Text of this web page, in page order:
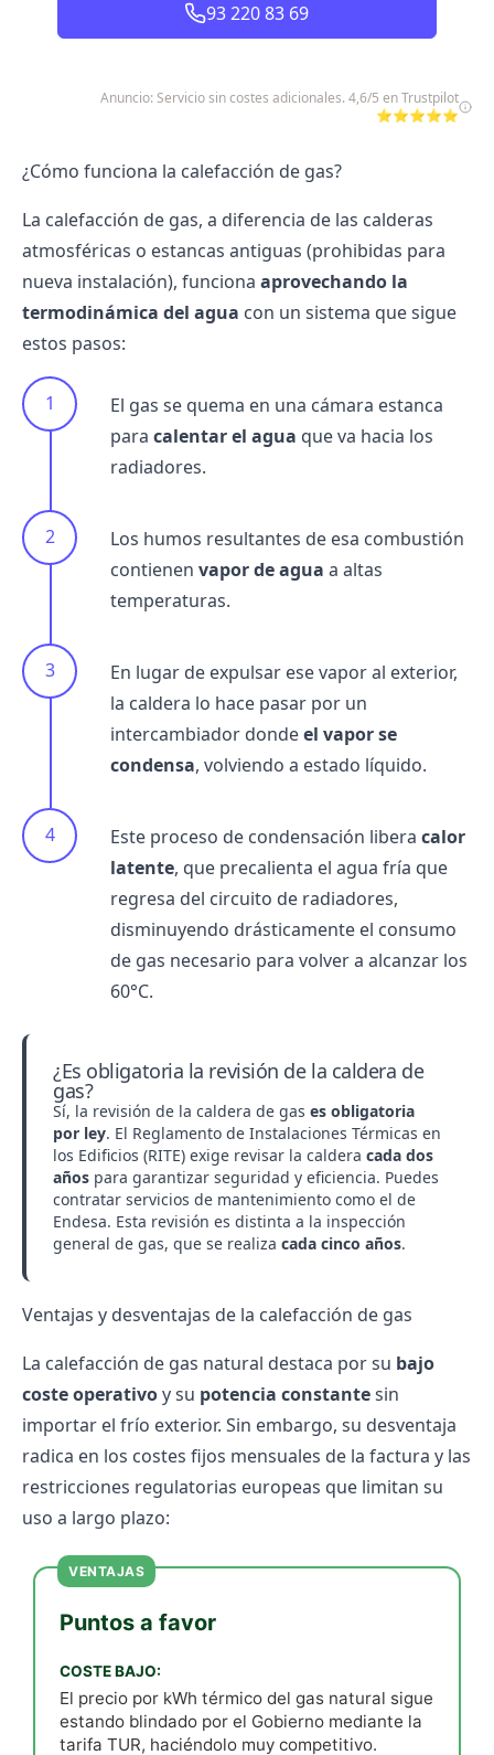
93 220 83 69
Anuncio: Servicio sin costes adicionales. 4,6/5 en Trustpilot
⭐⭐⭐⭐⭐
¿Cómo funciona la calefacción de gas?
La calefacción de gas, a diferencia de las calderas
atmosféricas o estancas antiguas (prohibidas para
nueva instalación), funciona aprovechando la
termodinámica del agua con un sistema que sigue
estos pasos:
El gas se quema en una cámara estanca
para calentar el agua que va hacia los
radiadores.
Los humos resultantes de esa combustión
contienen vapor de agua a altas
temperaturas.
En lugar de expulsar ese vapor al exterior,
la caldera lo hace pasar por un
intercambiador dondeel vapor se
condensa, volviendo a estado líquido.
Este proceso de condensación libera calor
latente, que precalienta el agua fría que
regresa del circuito de radiadores,
disminuyendo drásticamente el consumo
de gas necesario para volver a alcanzar los
60°C.
¿Es obligatoria la revisión de la caldera de
gas?
Sí, la revisión de la caldera de gas es obligatoria
por ley. El Reglamento de Instalaciones Térmicas en
los Edificios (RITE) exige revisar la caldera cada dos
años para garantizar seguridad y eficiencia. Puedes
contratar servicios de mantenimiento como el de
Endesa. Esta revisión es distinta a la inspección
general de gas, que se realiza cada cinco años.
Ventajas y desventajas de la calefacción de gas
La calefacción de gas natural destaca por su bajo
coste operativoy su potencia constantesin
importar el frío exterior. Sin embargo, su desventaja
radica en los costes fijos mensuales de la factura y las
restricciones regulatorias europeas que limitan su
uso a largo plazo:
VENTAJAS
Puntos a favor
COSTE BAJO:
El precio por kWh térmico del gas natural sigue
estando blindado por el Gobierno mediante la
tarifa TUR, haciéndolo muy competitivo.